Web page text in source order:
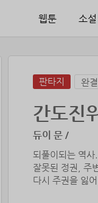
웹툰 소설
판타지 완결
간도진
듀이 문 /
되풀이되는 역사.
잘못된 정권, 주
다시 주권을 잃